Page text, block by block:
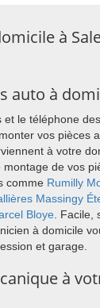
à
auto à
et le téléphone
vos pièces
à votre
de vos
comme Rumilly
Massingy
Bloye. Facile,
à domicile
et garage.
à